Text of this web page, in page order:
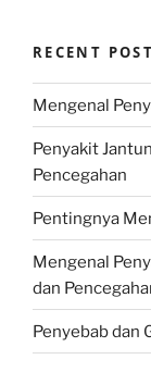
RECENT
Mengenal
Penyakit
Pencegahan
Pentingnya
Mengenal
dan
Penyebab dan